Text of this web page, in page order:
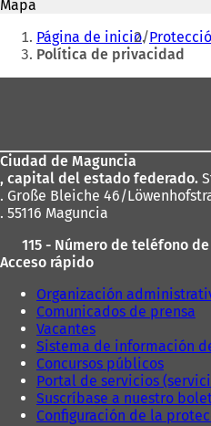
e
e
n
u
u
v
a
e
s
a
ñ
)
Mapa
Estás
aquí:
Página de inicio
Política de privacidad
pies
Ciudad de Maguncia
, capital del estado federado.
. Große Bleiche 46/
. 55116 Maguncia
115 - Número de teléfono
Acceso rápido
Organización
Comunicados de prensa
Vacantes
Sistema de información
Concursos públicos
Portal de servicios
Suscríbase a nuestro
Configuración de la